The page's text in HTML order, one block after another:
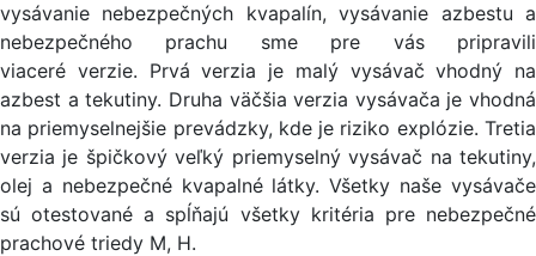
vysávanie nebezpečných kvapalín, vysávanie azbestu a
nebezpečného prachu sme pre vás pripravili
viaceré verzie. Prvá verzia je malý vysávač vhodný na
azbest a tekutiny. Druha väčšia verzia vysávača je vhodná
na priemyselnejšie prevádzky, kde je riziko explózie. Tretia
verzia je špičkový veľký priemyselný vysávač na tekutiny,
olej a nebezpečné kvapalné látky. Všetky naše vysávače
sú otestované a spĺňajú všetky kritéria pre nebezpečné
prachové triedy M, H.